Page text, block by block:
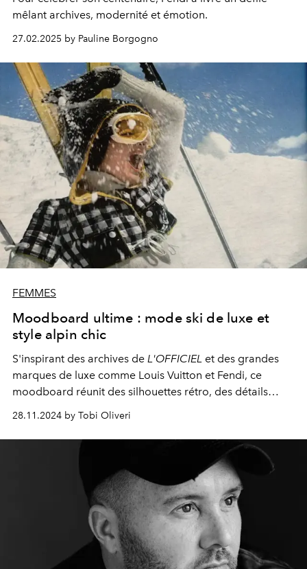
mêlant archives, modernité et émotion.
27.02.2025 by Pauline Borgogno
FEMMES
Moodboard ultime : mode ski de luxe et
style alpin chic
S'inspirant des archives de L'OFFICIEL et des grandes
marques de luxe comme Louis Vuitton et Fendi, ce
moodboard réunit des silhouettes rétro, des détails
audacieux et des éléments de performance alpin pour
offrir un look chic et sophistiqué sur les pistes cette
saison.
28.11.2024 by Tobi Oliveri